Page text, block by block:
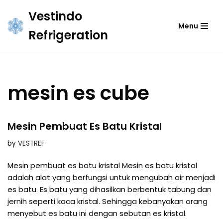
Skip
Vestindo
Refrigeration
Menu
mesin es cube
Mesin Pembuat Es Batu Kristal
by VESTREF
Mesin pembuat es batu kristal Mesin es batu kristal
adalah alat yang berfungsi untuk mengubah air menjadi
es batu. Es batu yang dihasilkan berbentuk tabung dan
jernih seperti kaca kristal. Sehingga kebanyakan orang
menyebut es batu ini dengan sebutan es kristal.